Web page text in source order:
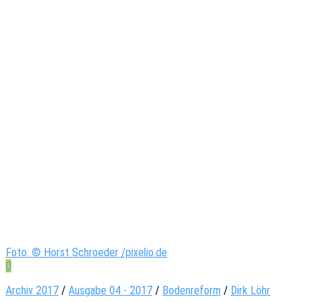
Foto: © Horst Schroeder /pixelio.de
0
Archiv 2017 / Ausgabe 04 - 2017 / Bodenreform / Dirk Löhr